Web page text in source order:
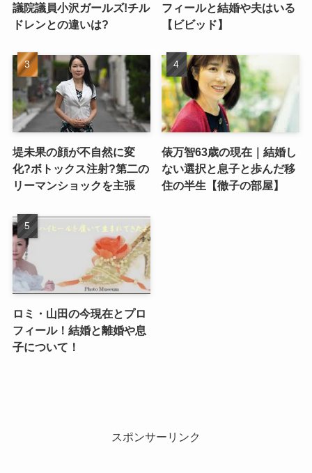
議院議員小沢ガールズ!チル
ドレンとの違いは?
フィールと結婚や夫はいる
【ビビッド】
堤未果の顔が不自然に変
化?ボトックス注射?第二の
リーマンショックを主張
俵万智63歳の現在｜結婚し
ない選択と息子と歩んだ移
住の半生【徹子の部屋】
ロミ・山田の今現在とプロ
フィール！結婚と離婚や息
子について！
スポンサーリンク